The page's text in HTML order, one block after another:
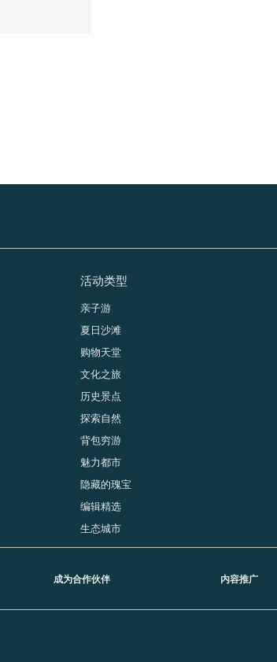
活动类型
亲子游
夏日沙滩
购物天堂
文化之旅
历史景点
探索自然
背包穷游
魅力都市
隐藏的瑰宝
编辑精选
生态城市
成为合作伙伴 内容推广